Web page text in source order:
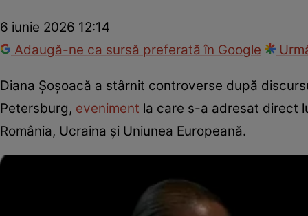
6 iunie 2026 12:14
Adaugă-ne ca sursă preferată în Google
Diana Șoșoacă a stârnit controverse după
Petersburg, eveniment la care s-a adresat direct
România, Ucraina și Uniunea Europeană.